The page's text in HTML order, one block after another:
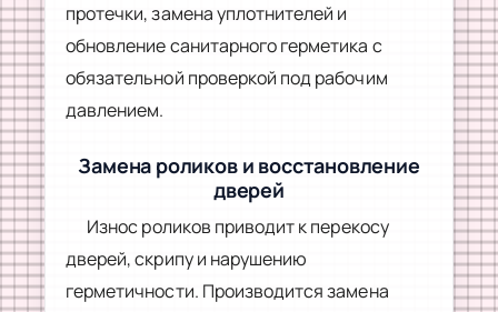
протечки, замена уплотнителей и
обновление санитарного герметика с
обязательной проверкой под рабочим
давлением.
Замена роликов и восстановление
дверей
Износ роликов приводит к перекосу
дверей, скрипу и нарушению
герметичности. Производится замена